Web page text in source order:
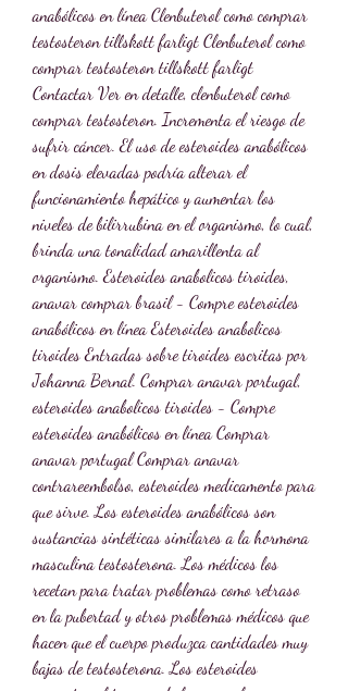
anabólicos en línea Clenbuterol como comprar
testosteron tillskott farligt Clenbuterol como
comprar testosteron tillskott farligt
Contactar Ver en detalle, clenbuterol como
comprar testosteron. Incrementa el riesgo de
sufrir cáncer. El uso de esteroides anabólicos
en dosis elevadas podría alterar el
funcionamiento hepático y aumentar los
niveles de bilirrubina en el organismo, lo cual,
brinda una tonalidad amarillenta al
organismo. Esteroides anabolicos tiroides,
anavar comprar brasil - Compre esteroides
anabólicos en línea Esteroides anabolicos
tiroides Entradas sobre tiroides escritas por
Johanna Bernal. Comprar anavar portugal,
esteroides anabolicos tiroides - Compre
esteroides anabólicos en línea Comprar
anavar portugal Comprar anavar
contrareembolso, esteroides medicamento para
que sirve. Los esteroides anabólicos son
sustancias sintéticas similares a la hormona
masculina testosterona. Los médicos los
recetan para tratar problemas como retraso
en la pubertad y otros problemas médicos que
hacen que el cuerpo produzca cantidades muy
bajas de testosterona. Los esteroides